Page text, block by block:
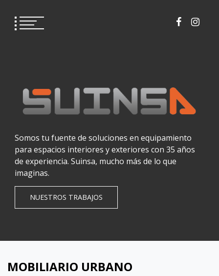
contenido
Somos tu fuente de soluciones en equipamiento
para espacios interiores y exteriores con 35 años
de experiencia. Suinsa, mucho más de lo que
imaginas.
NUESTROS TRABAJOS
MOBILIARIO URBANO